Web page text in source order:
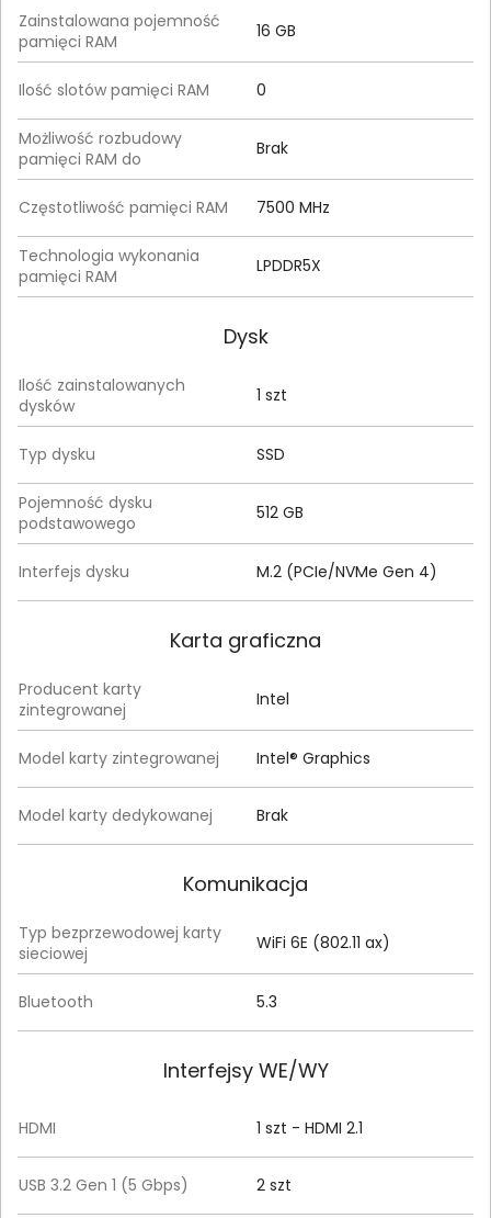
Zainstalowana pojemność
pamięci RAM
16 GB
Ilość slotów pamięci RAM 0
Możliwość rozbudowy
pamięci RAM do
Brak
Częstotliwość pamięci RAM 7500 MHz
Technologia wykonania
pamięci RAM
LPDDR5X
Dysk
Ilość zainstalowanych
dysków
1 szt
Typ dysku SSD
Pojemność dysku
podstawowego
512 GB
Interfejs dysku M.2 (PCIe/NVMe Gen 4)
Karta graficzna
Producent karty
zintegrowanej
Intel
Model karty zintegrowanej Intel® Graphics
Model karty dedykowanej Brak
Komunikacja
Typ bezprzewodowej karty
sieciowej
WiFi 6E (802.11 ax)
Bluetooth 5.3
Interfejsy WE/WY
HDMI 1 szt - HDMI 2.1
USB 3.2 Gen 1 (5 Gbps) 2 szt